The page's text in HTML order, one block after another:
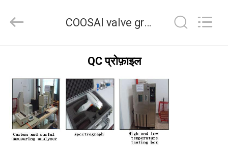
उत्पाद
हमारे
बारे
group.
COOSAI valve group गुणवत्ता नियंत्रण
QC प्रोफ़ाइल